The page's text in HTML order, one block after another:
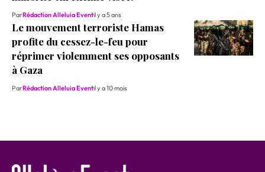
ParRédaction Alleluia Eventil y a 5 ans
Le mouvement terroriste Hamas
profite du cessez-le-feu pour
réprimer violemment ses opposants
à Gaza
ParRédaction Alleluia Eventil y a 10 mois